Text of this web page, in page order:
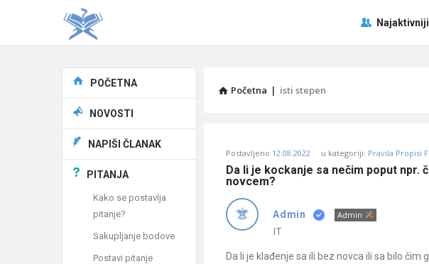
Pitaj
Učene
Početna | isti stepen
Učene
Latest
Pitanja
Postavljeno 12.08.2022 u kategoriji: Pravila Propisi
Da li je kockanje sa nečim poput
novcem?
Admin Admin
IT
Da li je klađenje sa ili bez novca ili sa bilo
Explore
POČETNA
NOVOSTI
NAPIŠI ČLANAK
PITANJA
Kako se postavlja
pitanje?
Sakupljanje bodove
Postavi pitanje